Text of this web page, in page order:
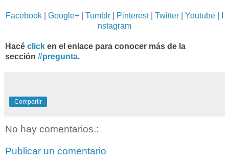
Facebook Google+ Tumblr Pinterest| Twitter Youtube
nstagram
Hacé click en el enlace para conocer más de la
sección #pregunta.
Compartir
No hay comentarios.:
Publicar un comentario